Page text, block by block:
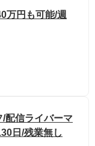
万円も可能/週
配信ライバーマ
日/残業無し